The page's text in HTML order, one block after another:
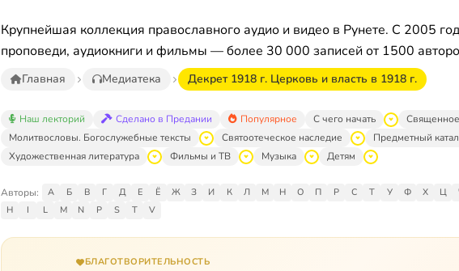
Крупнейшая коллекция православного аудио и видео в Рунете. С 2005
проповеди, аудиокниги и фильмы — более 30 000 записей от 1500
Главная Медиатека Декрет 1918 г. Церковь и власть в 1918 г.
Наш лекторий Сделано в Предании Популярное С чего начать
Молитвословы. Богослужебные тексты
Святоотеческое наследие
Предметный
Художественная литература
Фильмы и ТВ Музыка Детям
Авторы: А Б В Г Д Е Ё Ж З И К Л М Н О П Р С Т У Ф Х Ц
H
I L M N P S T V
БЛАГОТВОРИТЕЛЬНОСТЬ